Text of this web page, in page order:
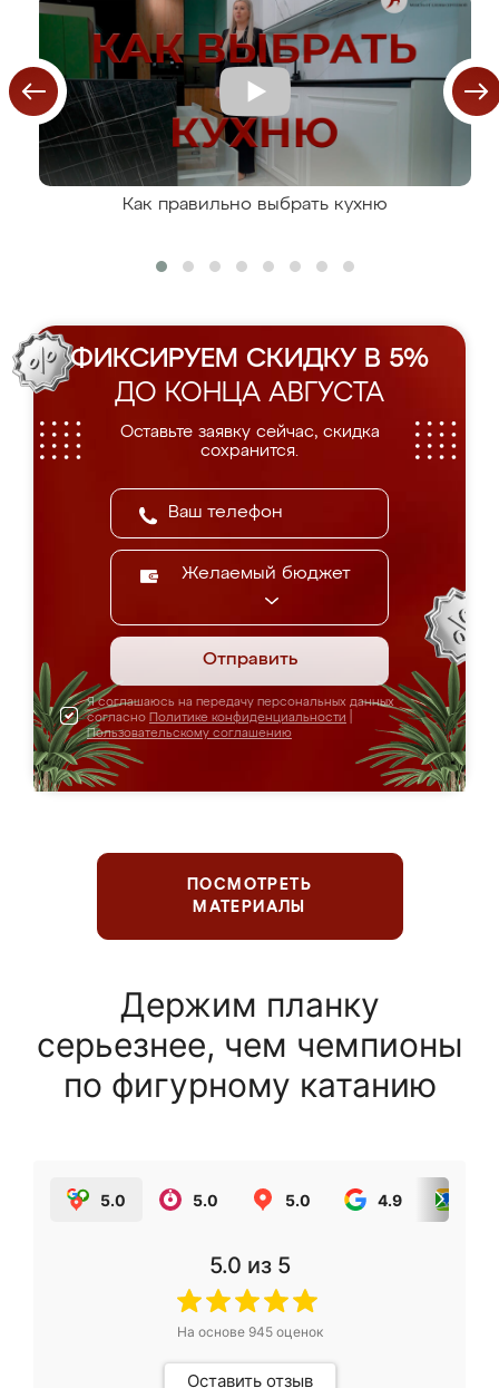
Как правильно выбрать кухню
ФИКСИРУЕМ СКИДКУ В 5%
ДО КОНЦА АВГУСТА
Оставьте заявку сейчас, скидка
сохранится.
Желаемый бюджет
Отправить
Я соглашаюсь на передачу персональных данных
согласно Политике конфиденциальности
Пользовательскому соглашению
ПОСМОТРЕТЬ
МАТЕРИАЛЫ
Держим планку
серьезнее, чем чемпионы
по фигурному катанию
5.0 5.0 5.0 4.9
5.0 из 5
На основе 945оценок
Оставить отзыв